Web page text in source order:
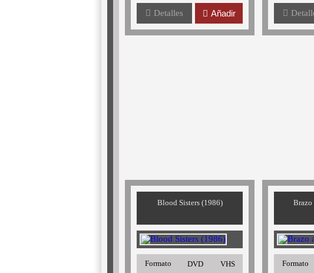
Detalles Añadir
Blood Sisters (1986)
Formato DVD VHS
Brazo
Formato